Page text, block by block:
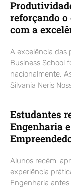
reforçando
com a
A excelência das
Business School
nacionalmente.
Silvania Neris
Estudantes
Engenharia
Alunos recém-
experiência
Engenharia